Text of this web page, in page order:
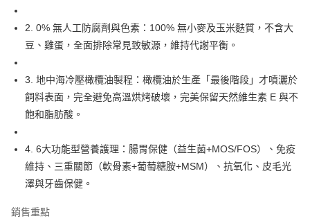
相關說明
【關於「AFTEE先享後付」】
AFTEE先享後付是「在收到商品之後才付款」的支付方式。 讓您購物簡單
２．便利：只要手機號碼，簡訊認證，即可結帳。
３．安心：先確認商品／服務後，再付款。
【「AFTEE先享後付」結帳流程】
１．於結帳方式選擇「AFTEE先享後付」後，將跳轉至「AFTEE先享後付」
結帳頁面，進行簡訊認證並確認金額後，即可完成結帳。
２．訂單成立數日內，您將收到繳費通知簡訊。
３．收到繳費通知簡訊後14天內，點擊此簡訊中的連結，可透過四大超商／
ATM／網路銀行／等多元方式進行付款，方視為交易完成。
購買商品的店家。未經商家同意取消之訂單仍視為有效，需透過AFTEE先享
後付繳納相關費用。
ATM付款
運送方式
宅配
每筆NT$110，滿NT$1,500(含以上)免運費
宅配【偏遠地區-依黑貓物流所公告地區為主】
每筆NT$250
2. 0% 無人工防腐劑與色素：100% 無小麥及玉米麩質，不含大
豆、雞蛋，全面排除常見致敏源，維持代謝平衡。
3. 地中海冷壓橄欖油製程：橄欖油於生產「最後階段」才噴灑於
飼料表面，完全避免高溫烘烤破壞，完美保留天然維生素 E 與不
飽和脂肪酸。
4. 6大功能型營養護理：腸胃保健（益生菌+MOS/FOS）、免疫
維持、三重關節（軟骨素+葡萄糖胺+MSM）、抗氧化、皮毛光
澤與牙齒保健。
銷售重點